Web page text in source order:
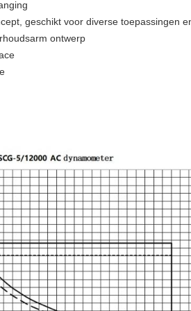
geschikt voor diverse toepassingen
ontwerp